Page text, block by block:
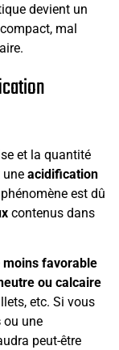
devient un
mal
et la quantité
une acidification
est dû
contenus dans
moins favorable
ou calcaire
etc. Si vous
ou une
peut-être